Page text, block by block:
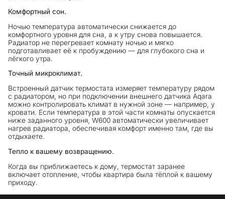
Комфортный сон.
Ночью температура автоматически снижается до
комфортного уровня для сна, а к утру снова повышается.
Радиатор не перегревает комнату ночью и мягко
подготавливает её к пробуждению — для глубокого сна и
лёгкого утра.
Точный микроклимат.
Встроенный датчик термостата измеряет температуру рядом
с радиатором, но при подключении внешнего датчика Aqara
можно контролировать климат в нужной зоне — например, у
кровати. Если температура в этой части комнаты опускается
ниже заданного уровня, W600 автоматически увеличивает
нагрев радиатора, обеспечивая комфорт именно там, где вы
отдыхаете.
Тепло к вашему возвращению.
Когда вы приближаетесь к дому, термостат заранее
включает отопление, чтобы квартира была тёплой к вашему
приходу.